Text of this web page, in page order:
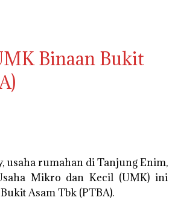
Binaan Bukit
usaha rumahan di Tanjung Enim,
Mikro dan Kecil (UMK) ini
Asam Tbk (PTBA).